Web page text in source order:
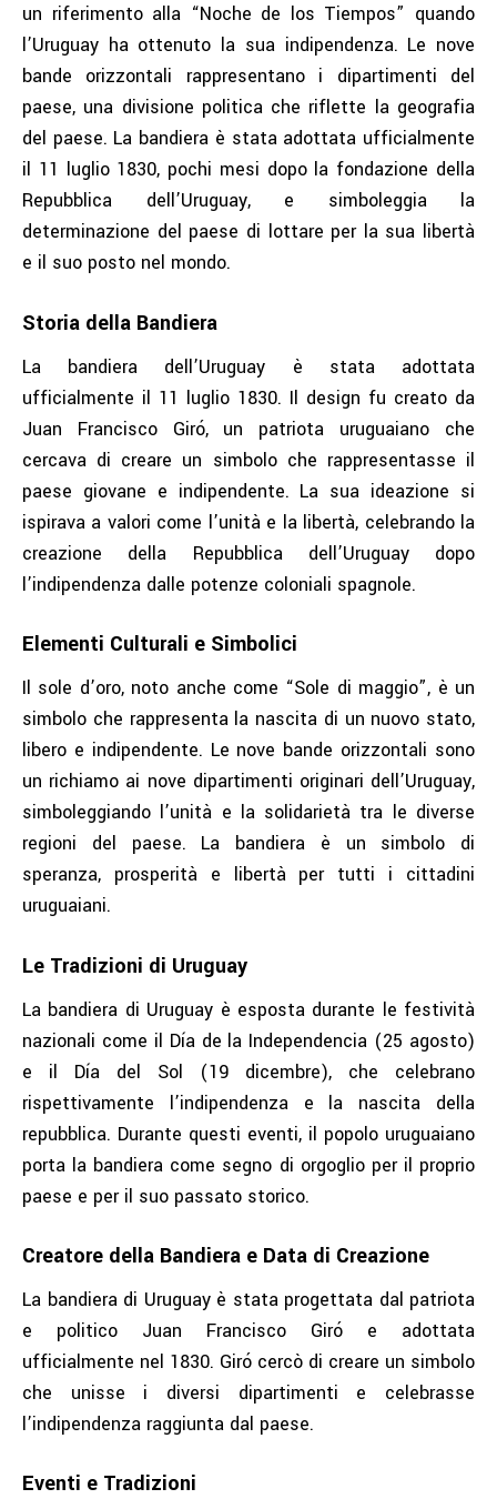
un riferimento alla “Noche de los Tiempos” quando
l’Uruguay ha ottenuto la sua indipendenza. Le nove
bande orizzontali rappresentano i dipartimenti del
paese, una divisione politica che riflette la geografia
del paese. La bandiera è stata adottata ufficialmente
il 11 luglio 1830, pochi mesi dopo la fondazione della
Repubblica dell’Uruguay, e simboleggia la
determinazione del paese di lottare per la sua libertà
e il suo posto nel mondo.
Storia della Bandiera
La bandiera dell’Uruguay è stata adottata
ufficialmente il 11 luglio 1830. Il design fu creato da
Juan Francisco Giró, un patriota uruguaiano che
cercava di creare un simbolo che rappresentasse il
paese giovane e indipendente. La sua ideazione si
ispirava a valori come l’unità e la libertà, celebrando la
creazione della Repubblica dell’Uruguay dopo
l’indipendenza dalle potenze coloniali spagnole.
Elementi Culturali e Simbolici
Il sole d’oro, noto anche come “Sole di maggio”, è un
simbolo che rappresenta la nascita di un nuovo stato,
libero e indipendente. Le nove bande orizzontali sono
un richiamo ai nove dipartimenti originari dell’Uruguay,
simboleggiando l’unità e la solidarietà tra le diverse
regioni del paese. La bandiera è un simbolo di
speranza, prosperità e libertà per tutti i cittadini
uruguaiani.
Le Tradizioni di Uruguay
La bandiera di Uruguay è esposta durante le festività
nazionali come il Día de la Independencia (25 agosto)
e il Día del Sol (19 dicembre), che celebrano
rispettivamente l’indipendenza e la nascita della
repubblica. Durante questi eventi, il popolo uruguaiano
porta la bandiera come segno di orgoglio per il proprio
paese e per il suo passato storico.
Creatore della Bandiera e Data di Creazione
La bandiera di Uruguay è stata progettata dal patriota
e politico Juan Francisco Giró e adottata
ufficialmente nel 1830. Giró cercò di creare un simbolo
che unisse i diversi dipartimenti e celebrasse
l’indipendenza raggiunta dal paese.
Eventi e Tradizioni